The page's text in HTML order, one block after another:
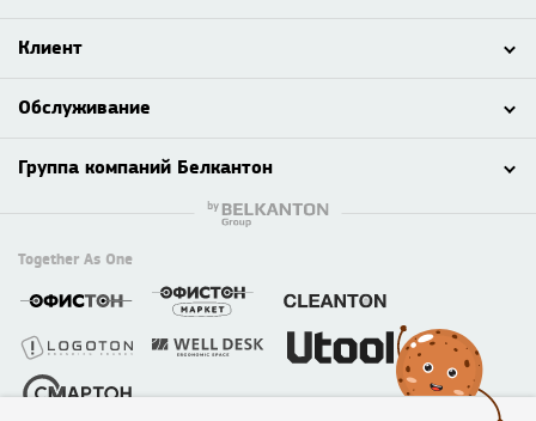
Клиент
Обслуживание
Группа компаний Белкантон
Together As One